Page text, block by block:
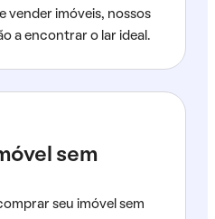
vender imóveis, nossos
a encontrar o lar ideal.
sem
seu imóvel sem